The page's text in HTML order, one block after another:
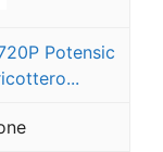
Potensic